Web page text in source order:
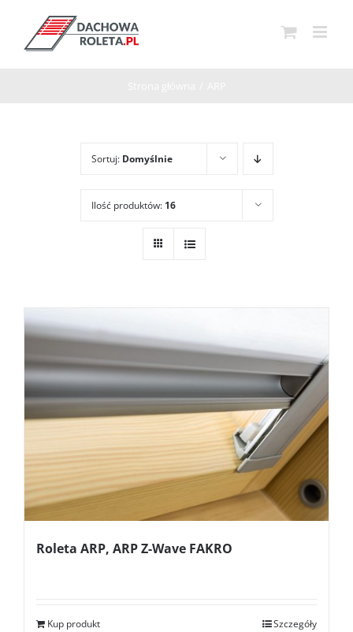
zawartości
Sortuj: Domyślnie
Ilość produktów: 16
Roleta ARP, ARP Z-Wave FAKRO
Kup produkt Szczegóły